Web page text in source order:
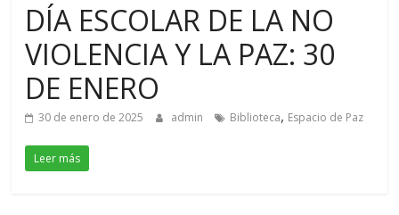
DÍA ESCOLAR DE LA NO
VIOLENCIA Y LA PAZ: 30
DE ENERO
30 de enero de 2025 admin Biblioteca, Espacio de Paz
Leer más